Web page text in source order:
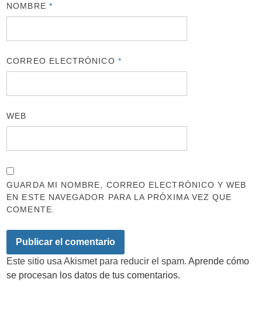
NOMBRE *
CORREO ELECTRÓNICO *
WEB
GUARDA MI NOMBRE, CORREO ELECTRÓNICO Y WEB
EN ESTE NAVEGADOR PARA LA PRÓXIMA VEZ QUE
COMENTE.
Este sitio usa Akismet para reducir el spam.Aprende cómo
se procesan los datos de tus comentarios.